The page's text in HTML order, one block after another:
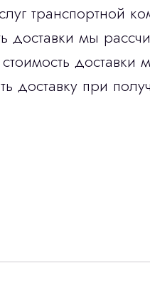
транспортной
доставки мы
доставку при